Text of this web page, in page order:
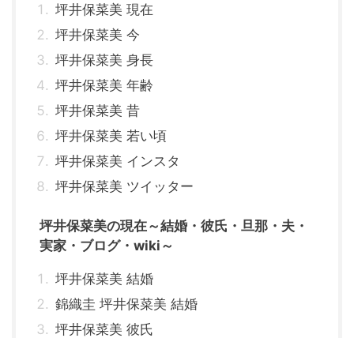
坪井保菜美 現在
坪井保菜美 今
坪井保菜美 身長
坪井保菜美 年齢
坪井保菜美 昔
坪井保菜美 若い頃
坪井保菜美 インスタ
坪井保菜美 ツイッター
坪井保菜美の現在～結婚・彼氏・旦那・夫・
実家・ブログ・wiki～
坪井保菜美 結婚
錦織圭 坪井保菜美 結婚
坪井保菜美 彼氏